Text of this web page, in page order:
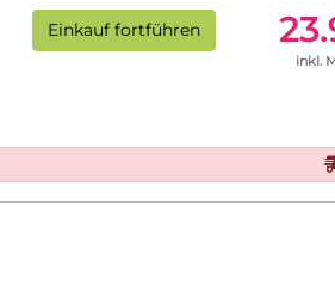
Einkauf fortführen
inkl.